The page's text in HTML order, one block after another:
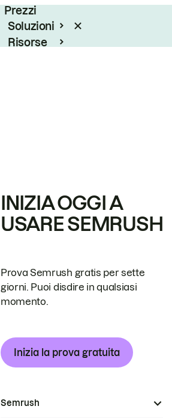
Prezzi
Soluzioni
Risorse
INIZIA OGGI A
USARE SEMRUSH
Prova Semrush gratis per sette
giorni. Puoi disdire in qualsiasi
momento.
Inizia la prova gratuita
Semrush